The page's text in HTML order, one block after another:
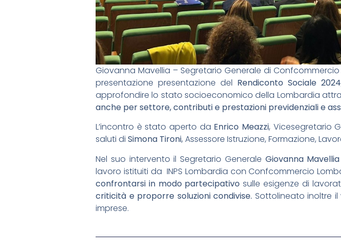
Giovanna Mavellia – Segretario Generale di
presentazione presentazione del Rendiconto Sociale
approfondire lo stato socioeconomico della Lombardia
anche per settore, contributi e prestazioni previdenziali e
L’incontro è stato aperto da Enrico Meazzi, Vicesegretario
saluti di Simona Tironi, Assessore Istruzione, Formazione,
Nel suo intervento il Segretario Generale Giovanna Mavellia
lavoro istituiti da INPS Lombardia con Confcommercio
confrontarsi in modo partecipativo sulle esigenze di
criticità e proporre soluzioni condivise. Sottolineato inoltre
imprese.